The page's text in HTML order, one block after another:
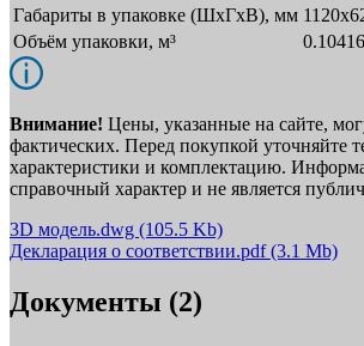
Габариты в упаковке (ШxГxВ), мм
Объём упаковки, м³
0.10416
Внимание! Цены, указанные на сайте,
фактических. Перед покупкой уточняйте
характеристики и комплектацию.
справочный характер и не является
3D модель.dwg (105.5 Kb)
Декларация о соответствии.pdf(3.1 Mb)
Документы (2)